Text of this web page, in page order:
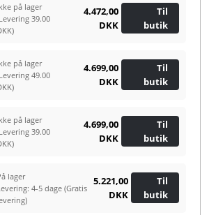
på lager
39.00
4.472,00
DKK
Til
butik
på lager
49.00
4.699,00
DKK
Til
butik
på lager
39.00
4.699,00
DKK
Til
butik
lager
4-5 dage(Gratis
5.221,00
DKK
Til
butik